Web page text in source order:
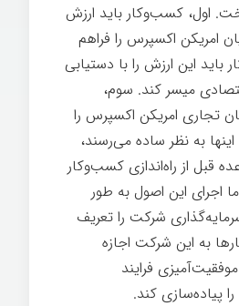
اول، کسب‌وکار باید ارزش
امریكن اکسپرس را فراهم
این ارزش را با دستیابی
میسر کند. سوم،
تجاری امریكن اکسپرس را
به نظر ساده می‌رسند،
قبل از راه‌اندازی کسب‌وکار
اجرای این اصول به طور
شرکت را تعریف
به این شرکت اجازه
فرایند
پیاده‌سازی کند.